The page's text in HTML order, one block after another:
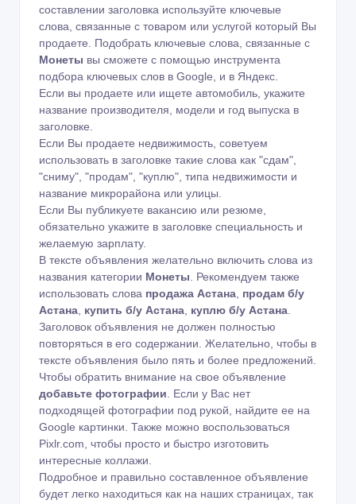
составлении заголовка используйте ключевые
слова, связанные с товаром или услугой который Вы
продаете. Подобрать ключевые слова, связанные с
Монеты вы сможете с помощью инструмента
подбора ключевых слов в Google
и в Яндекс
Если вы продаете или ищете автомобиль, укажите
название производителя, модели и год выпуска в
заголовке.
Если Вы продаете недвижимость, советуем
использовать в заголовке такие слова как "сдам",
"сниму", "продам", "куплю", типа недвижимости и
название микрорайона или улицы.
Если Вы публикуете вакансию или резюме,
обязательно укажите в заголовке специальность и
желаемую зарплату.
В тексте объявления желательно включить слова из
названия категории Монеты . Рекомендуем также
использовать слова продажа Астана продам б/у
Астана купить б/у Астана куплю б/у Астана
Заголовок объявления не должен полностью
повторяться в его содержании. Желательно, чтобы в
тексте объявления было пять и более предложений.
Чтобы обратить внимание на свое объявление
добавьте фотографии . Если у Вас нет
подходящей фотографии под рукой, найдите ее на
Google картинки . Также можно воспользоваться
Pixlr.com , чтобы просто и быстро изготовить
интересные коллажи.
Подробное и правильно составленное объявление
будет легко находиться как на наших страницах, так